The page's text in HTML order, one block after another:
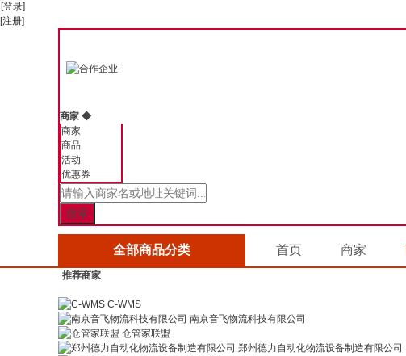
[登录]
[注册]
商家 ◆
商家
商品
活动
优惠券
全部商品分类 首页 商家
推荐商家
C-WMS
南京音飞物流科技有限公司
仓管家联盟
郑州德力自动化物流设备制造有限公司